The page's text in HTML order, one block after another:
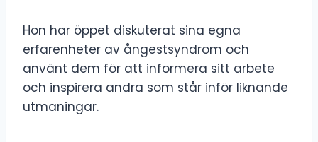
Hon har öppet diskuterat sina egna
erfarenheter av ångestsyndrom och
använt dem för att informera sitt arbete
och inspirera andra som står inför liknande
utmaningar.